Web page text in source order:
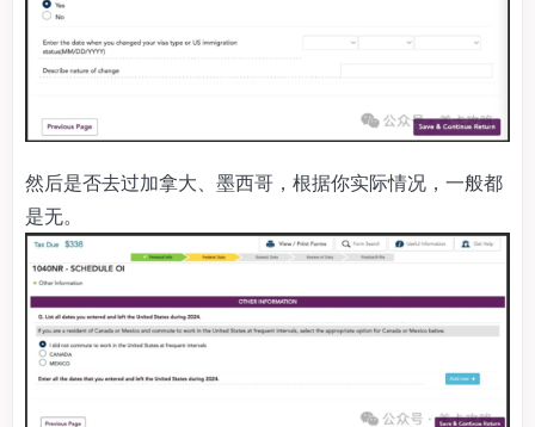
然后是否去过加拿大、墨西哥，根据你实际情况，一般都
是无。